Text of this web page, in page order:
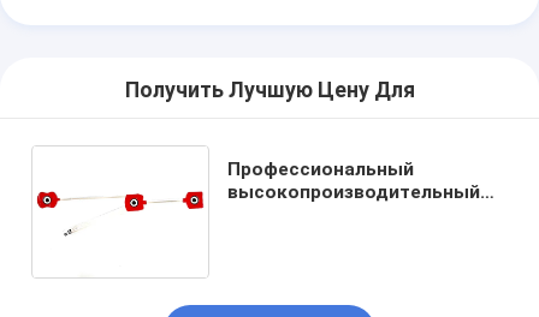
Получить Лучшую Цену Для
Профессиональный
высокопроизводительный